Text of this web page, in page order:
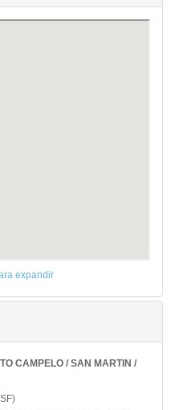
expandir
CAMPELO / SAN MARTIN /